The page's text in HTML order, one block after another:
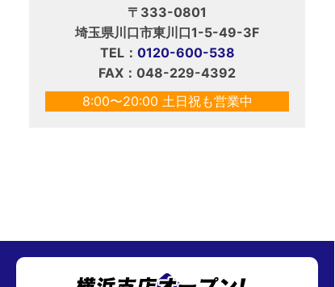
〒333-0801
埼玉県川口市東川口1-5-49-3F
TEL： 0120-600-538
FAX：048-229-4392
8:00〜20:00 土日祝も営業中